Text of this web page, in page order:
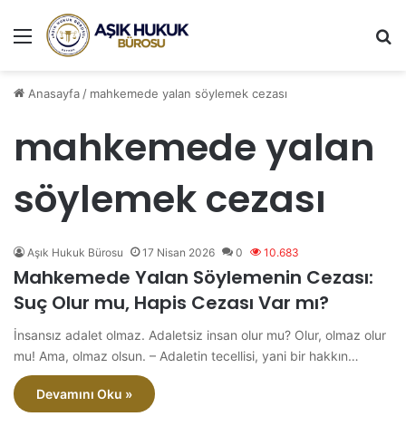
Menü
Anasayfa/ mahkemede yalan söylemek cezası
mahkemede yalan
söylemek cezası
Aşık Hukuk Bürosu 17 Nisan 2026 0 10.683
Mahkemede Yalan Söylemenin Cezası:
Suç Olur mu, Hapis Cezası Var mı?
İnsansız adalet olmaz. Adaletsiz insan olur mu? Olur, olmaz olur
mu! Ama, olmaz olsun. – Adaletin tecellisi, yani bir hakkın…
Devamını Oku »